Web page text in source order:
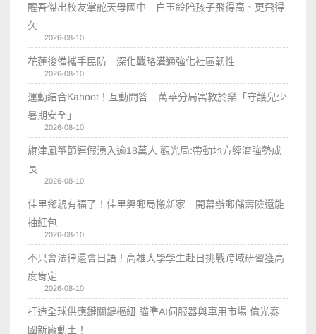
醒吾傑出校友掌舵天母國中 白玉鈴陪孩子飛得高、更飛得
久
2026-08-10
花蓮後備攜手民防 深化戰略溝通強化社區韌性
2026-08-10
運動結合Kahoot！互動問答 萬華分局寓教於樂「守護兒少
暑期安全」
2026-08-10
旗津風箏節連假湧入逾18萬人 觀光局:帶動地方經濟強勢成
長
2026-08-10
佳里鄉親有福了！佳里興郵局搬新家 開幕辦郵儲壽險還能
抽紅包
2026-08-10
不只會法律還會日語！高雄大學學生赴日挑戰跨域研習獲高
度肯定
2026-08-10
打造全球供應鏈關鍵樞紐 瞄準AI伺服器與車用市場 億光泰
國新廠動土！